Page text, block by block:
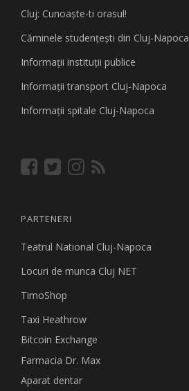
Cluj: Cunoaşte-ti orasul!
Căminele studenţeşti din Cluj-Napoca
Informaţii instituţii publice
Informaţii transport Cluj-Napoca
Informaţii spitale Cluj-Napoca
PARTENERI
Teatrul National Cluj-Napoca
Locuri de munca Cluj NET
TimoShop
Taxi Heathrow
Bitcoin Exchange
Farmacia Dr. Max
Aparat dentar